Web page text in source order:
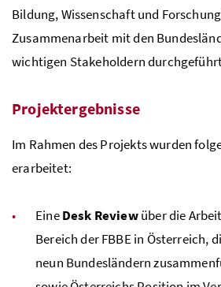
Bildung, Wissenschaft und
Zusammenarbeit mit den
wichtigen Stakeholdern
Projektergebnisse
Im Rahmen des Projekts wurden
erarbeitet:
EineDesk Reviewüber die
Bereich derFBBEin Österreich,
neun Bundesländern